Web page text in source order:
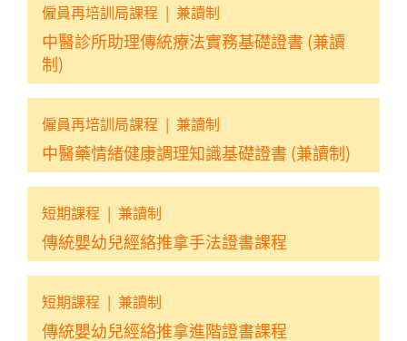
僱員再培訓局課程 | 兼讀制
中醫診所助理傳統療法實務基礎證書 (兼讀
制)
僱員再培訓局課程 | 兼讀制
中醫藥情緒健康調理知識基礎證書 (兼讀制)
短期課程 | 兼讀制
傳統嬰幼兒經絡推拿手法證書課程
短期課程 | 兼讀制
傳統嬰幼兒經絡推拿進階證書課程